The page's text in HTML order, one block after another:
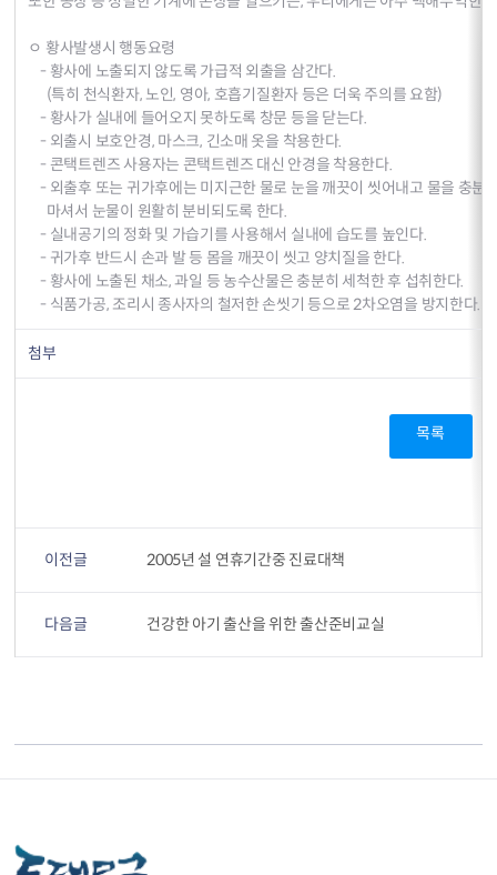
ㅇ 황사발생시 행동요령
- 황사에 노출되지 않도록 가급적 외출을 삼간다.
(특히 천식환자, 노인, 영아, 호흡기질환자 등은 더욱 주의를 요함)
- 황사가 실내에 들어오지 못하도록 창문 등을 닫는다.
- 외출시 보호안경, 마스크, 긴소매 옷을 착용한다.
- 콘택트렌즈 사용자는 콘택트렌즈 대신 안경을 착용한다.
- 외출후 또는 귀가후에는 미지근한 물로 눈을 깨끗이 씻어내고 물을 충분
마셔서 눈물이 원활히 분비되도록 한다.
- 실내공기의 정화 및 가습기를 사용해서 실내에 습도를 높인다.
- 귀가후 반드시 손과 발 등 몸을 깨끗이 씻고 양치질을 한다.
- 황사에 노출된 채소, 과일 등 농수산물은 충분히 세척한 후 섭취한다.
- 식품가공, 조리시 종사자의 철저한 손씻기 등으로 2차오염을 방지한다.
첨부
목록
이전글 2005년 설 연휴기간중 진료대책
다음글 건강한 아기 출산을 위한 출산준비교실